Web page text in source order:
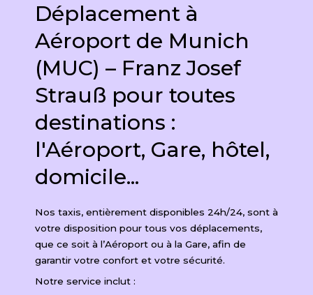
Déplacement à
Aéroport de Munich
(MUC) – Franz Josef
Strauß pour toutes
destinations :
l'Aéroport, Gare, hôtel,
domicile...
Nos taxis, entièrement disponibles 24h/24, sont à
votre disposition pour tous vos déplacements,
que ce soit à l’Aéroport ou à la Gare, afin de
garantir votre confort et votre sécurité.
Notre service inclut :